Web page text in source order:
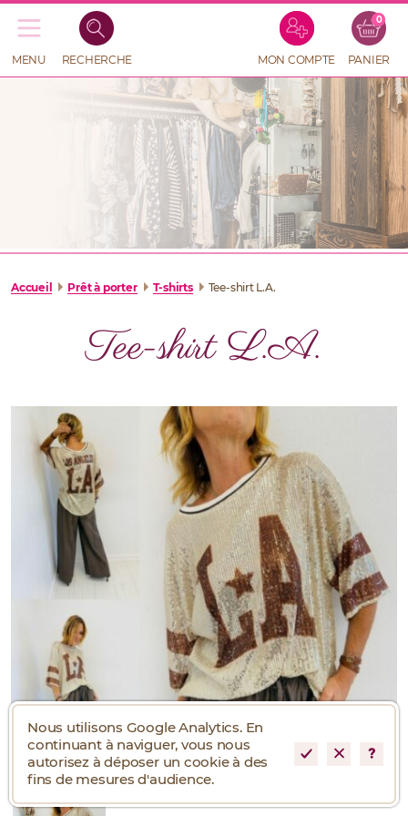
Recherche
de
MENU RECHERCHE MON COMPTE PANIER
0
RECHERCHE
DE
PRODUITS
Accueil Prêt à porter T-shirts Tee-shirt L.A.
Tee-shirt L.A.
Nous utilisons Google Analytics. En
continuant à naviguer, vous nous
autorisez à déposer un cookie à des
fins de mesures d'audience.